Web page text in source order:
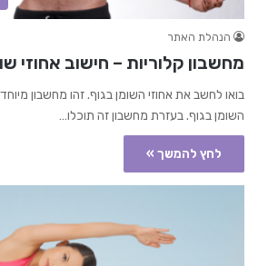
הנהלת האתר
מחשבון קלוריות – חישוב אחוזי
בואו לחשב את אחוזי השומן בגוף. זהו מחשבון
השומן בגוף. בעזרת מחשבון זה תוכלו…
לחץ להמשך »